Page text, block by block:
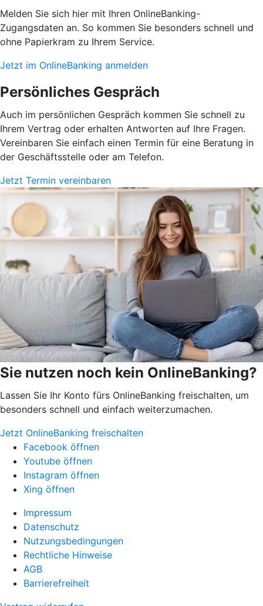
Melden Sie sich hier mit Ihren OnlineBanking-
Zugangsdaten an. So kommen Sie besonders schnell und
ohne Papierkram zu Ihrem Service.
Jetzt im OnlineBanking anmelden
Persönliches Gespräch
Auch im persönlichen Gespräch kommen Sie schnell zu
Ihrem Vertrag oder erhalten Antworten auf Ihre Fragen.
Vereinbaren Sie einfach einen Termin für eine Beratung in
der Geschäftsstelle oder am Telefon.
Jetzt Termin vereinbaren
Sie nutzen noch kein OnlineBanking?
Lassen Sie Ihr Konto fürs OnlineBanking freischalten, um
besonders schnell und einfach weiterzumachen.
Jetzt OnlineBanking freischalten
Facebook öffnen
Youtube öffnen
Instagram öffnen
Xing öffnen
Impressum
Datenschutz
Nutzungsbedingungen
Rechtliche Hinweise
AGB
Barrierefreiheit